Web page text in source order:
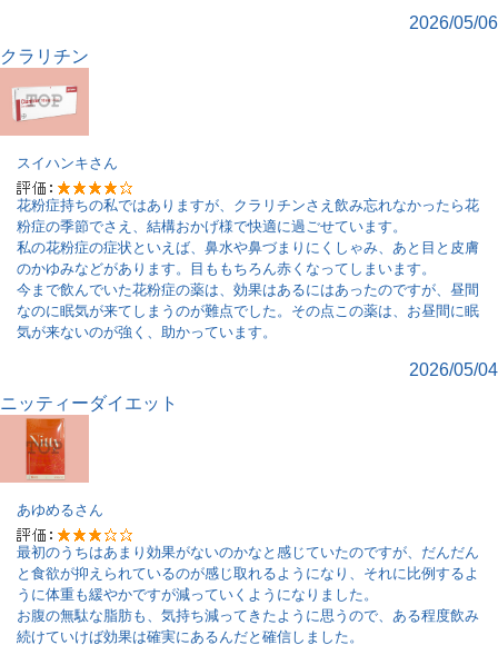
2026/05/06
クラリチン
スイハンキさん
花粉症持ちの私ではありますが、クラリチンさえ飲み忘れなかったら花
粉症の季節でさえ、結構おかげ様で快適に過ごせています。
私の花粉症の症状といえば、鼻水や鼻づまりにくしゃみ、あと目と皮膚
のかゆみなどがあります。目ももちろん赤くなってしまいます。
今まで飲んでいた花粉症の薬は、効果はあるにはあったのですが、昼間
なのに眠気が来てしまうのが難点でした。その点この薬は、お昼間に眠
気が来ないのが強く、助かっています。
2026/05/04
ニッティーダイエット
あゆめるさん
最初のうちはあまり効果がないのかなと感じていたのですが、だんだん
と食欲が抑えられているのが感じ取れるようになり、それに比例するよ
うに体重も緩やかですが減っていくようになりました。
お腹の無駄な脂肪も、気持ち減ってきたように思うので、ある程度飲み
続けていけば効果は確実にあるんだと確信しました。